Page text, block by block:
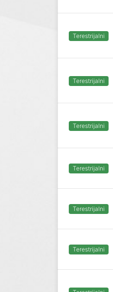
Terestrijalni
Terestrijalni
Terestrijalni
Terestrijalni
Terestrijalni
Terestrijalni